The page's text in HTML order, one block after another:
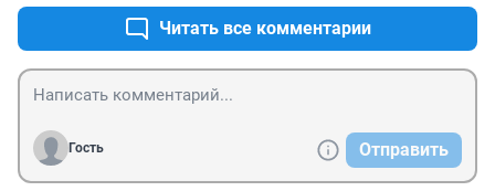
Читать все комментарии
Гость Отправить